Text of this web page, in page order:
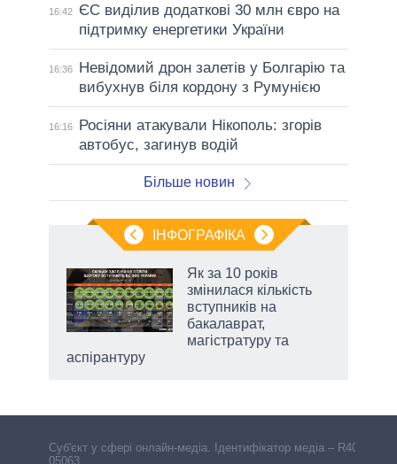
16:42
ЄС виділив додаткові 30 млн євро на
підтримку енергетики України
16:36
Невідомий дрон залетів у Болгарію та
вибухнув біля кордону з Румунією
16:16
Росіяни атакували Нікополь: згорів
автобус, загинув водій
Більше новин
ІНФОГРАФІКА
Як за 10 років
змінилася кількість
вступників на
бакалаврат,
магістратуру та
аспірантуру
Cуб'єкт у сфері онлайн-медіа. Ідентифікатор медіа – R40-
05063